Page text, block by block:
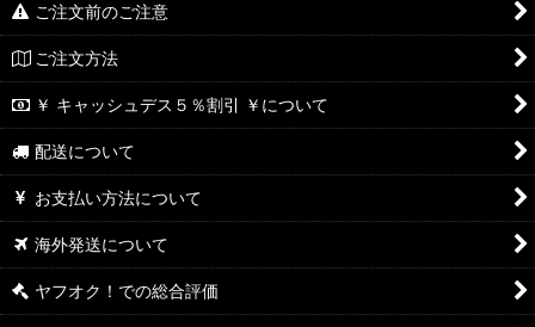
ご注文前のご注意
ご注文方法
￥ キャッシュデス５％割引 ￥について
配送について
お支払い方法について
海外発送について
ヤフオク！での総合評価